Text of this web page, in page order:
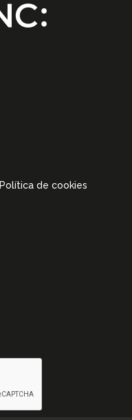
Política de cookies